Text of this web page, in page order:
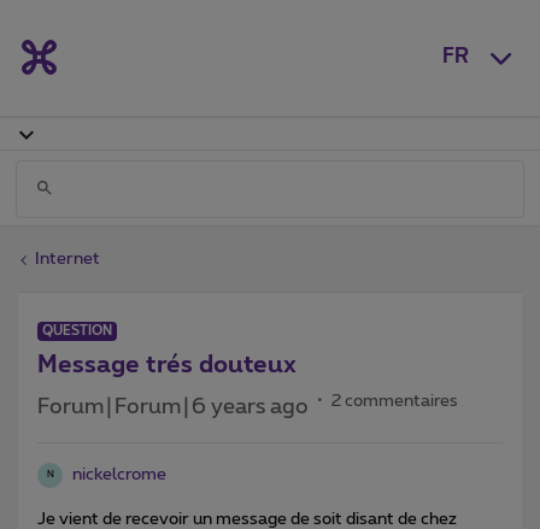
FR
Internet
QUESTION
Message trés douteux
Forum|Forum|6 years ago 2 commentaires
N nickelcrome
Je vient de recevoir un message de soit disant de chez